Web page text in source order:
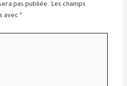
pas publiée. Les champs
avec*